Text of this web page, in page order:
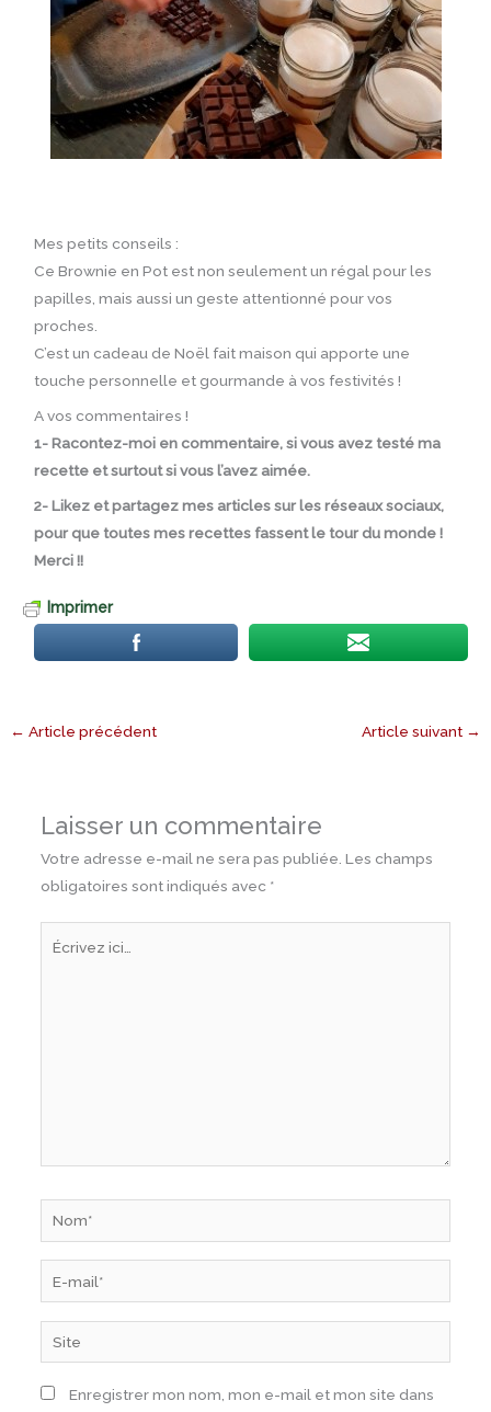
Mes petits conseils :
Ce Brownie en Pot est non seulement un régal pour les
papilles, mais aussi un geste attentionné pour vos
proches.
C’est un cadeau de Noël fait maison qui apporte une
touche personnelle et gourmande à vos festivités !
A vos commentaires !
1- Racontez-moi en commentaire, si vous avez testé ma
recette et surtout si vous l’avez aimée.
2- Likez et partagez mes articles sur les réseaux sociaux,
pour que toutes mes recettes fassent le tour du monde !
Merci !!
Imprimer
← Article précédent Article suivant →
Laisser un commentaire
Votre adresse e-mail ne sera pas publiée. Les champs
obligatoires sont indiqués avec *
mail*
Site
Enregistrer mon nom, mon e-mail et mon site dans